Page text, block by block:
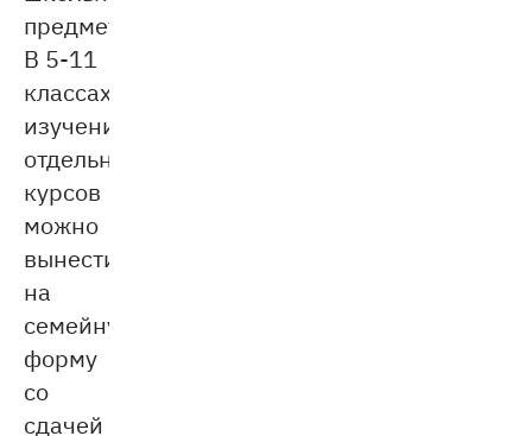
предметам.
В 5-11
классах
изучение
отдельных
курсов
можно
вынести
на
семейную
форму
со
сдачей